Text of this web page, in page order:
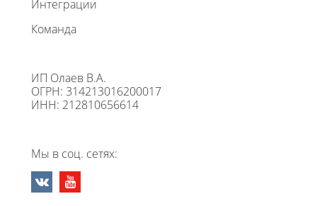
Интеграции
Команда
ИП Олаев В.А.
ОГРН: 314213016200017
ИНН: 212810656614
Мы в соц. сетях: